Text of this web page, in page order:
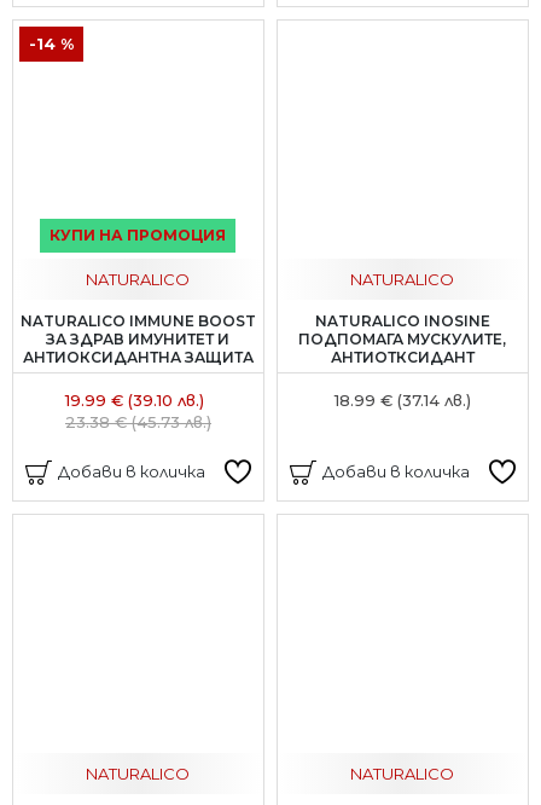
КУПИ НА ПРОМОЦИЯ
-14 %
NATURALICO
NATURALICO IMMUNE BOOST
ЗА ЗДРАВ ИМУНИТЕТ И
АНТИОКСИДАНТНА ЗАЩИТА
19.99 € (39.10 лв.)
23.38 € (45.73 лв.)
Добави в количка
NATURALICO
NATURALICO INOSINE
ПОДПОМАГА МУСКУЛИТЕ,
АНТИОТКСИДАНТ
18.99 € (37.14 лв.)
Добави в количка
NATURALICO NATURALICO